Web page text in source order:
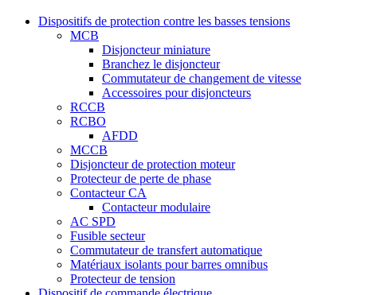
Dispositifs de protection contre les basses tensions
MCB
Disjoncteur miniature
Branchez le disjoncteur
Commutateur de changement de vitesse
Accessoires pour disjoncteurs
RCCB
RCBO
AFDD
MCCB
Disjoncteur de protection moteur
Protecteur de perte de phase
Contacteur CA
Contacteur modulaire
AC SPD
Fusible secteur
Commutateur de transfert automatique
Matériaux isolants pour barres omnibus
Protecteur de tension